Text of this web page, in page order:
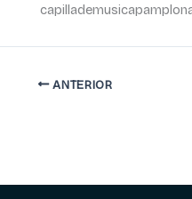
ANTERIOR